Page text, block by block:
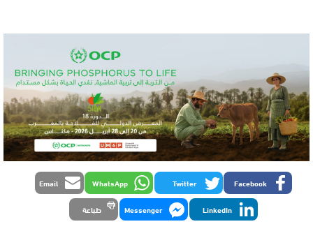
Facebook
Twitter
WhatsApp
Email
LinkedIn
Messenger طباعة